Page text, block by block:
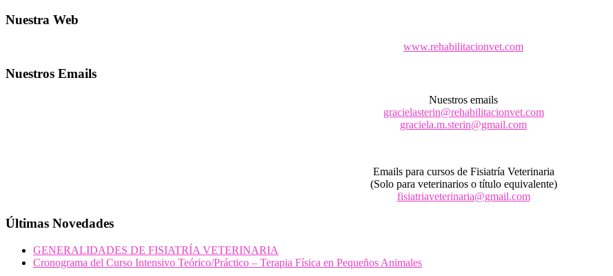
Nuestra Web
www.rehabilitacionvet.com
Nuestros Emails
Nuestros emails
gracielasterin@rehabilitacionvet.com
graciela.m.sterin@gmail.com
Emails para cursos de Fisiatría Veterinaria
(Solo para veterinarios o título equivalente)
fisiatriaveterinaria@gmail.com
Últimas Novedades
GENERALIDADES DE FISIATRÍA VETERINARIA
Cronograma del Curso Intensivo Teórico/Práctico – Terapia Física en Pequeños Animales